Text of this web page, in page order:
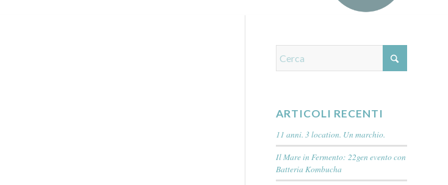
ARTICOLI RECENTI
11 anni. 3 location. Un marchio.
Il Mare in Fermento: 22gen evento con
Batteria Kombucha